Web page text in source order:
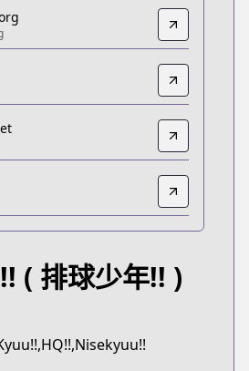
title/8f8b7cb0-7109-46e8-
dp/B0831SDN1W
planet.com/manga/haikyuu
j/rensai/
( 排球少年!! )